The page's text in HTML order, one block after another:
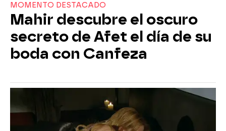
MOMENTO DESTACADO
Mahir descubre el oscuro
secreto de Afet el día de su
boda con Canfeza